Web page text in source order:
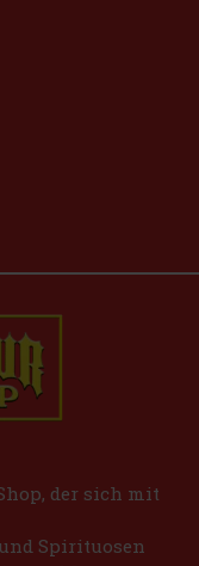
der sich mit
Spirituosen